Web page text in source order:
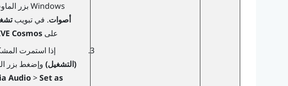
Windows بزر
أصوات. في تبويب
علىCosmos
إذا استمرت
(التشغيل) وإضغط بزر
Audio>Set as